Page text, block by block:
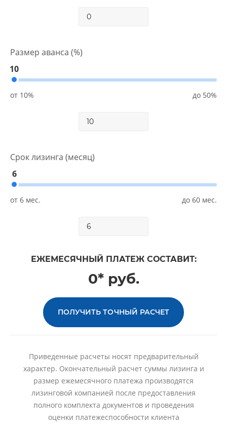
Размер аванса (%)
10
Срок лизинга (месяц)
6
ЕЖЕМЕСЯЧНЫЙ ПЛАТЕЖ СОСТАВИТ:
0* руб.
ПОЛУЧИТЬ ТОЧНЫЙ РАСЧЕТ
Приведенные расчеты носят предварительный
характер. Окончательный расчет суммы лизинга и
размер ежемесячного платежа производятся
лизинговой компанией после предоставления
полного комплекта документов и проведения
оценки платежеспособности клиента